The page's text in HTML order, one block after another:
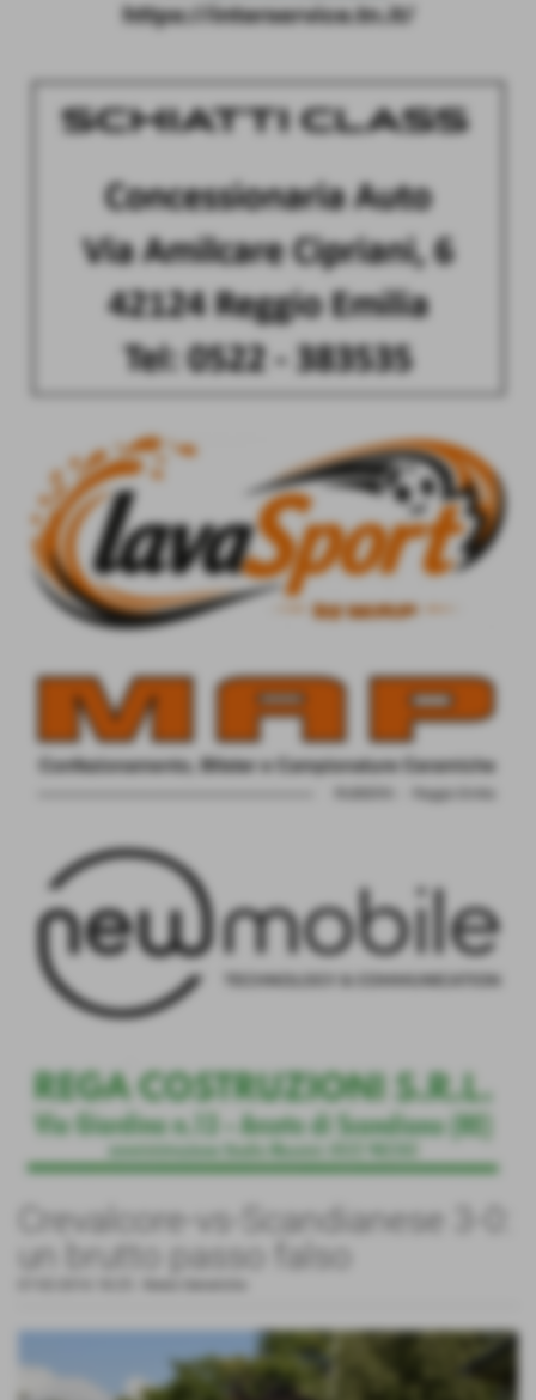
Crevalcore-vs-Scandianese 3-0:
un brutto passo falso